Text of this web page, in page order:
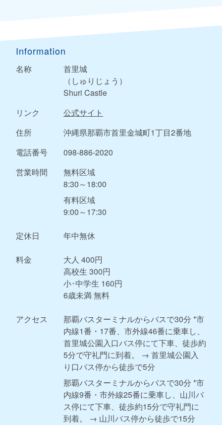
Information
名称
首里城
（しゅりじょう）
Shuri Castle
リンク
公式サイト
住所
沖縄県那覇市首里金城町1丁目2番地
電話番号
098-886-2020
営業時間
無料区域
8:30～18:00
有料区域
9:00～17:30
定休日 年中無休
料金
大人 400円
高校生 300円
小･中学生 160円
6歳未満 無料
アクセス
那覇バスターミナルからバスで30分 *市
内線1番・17番、市外線46番に乗車し、
首里城公園入口バス停にて下車、徒歩約
5分で守礼門に到着。 → 首里城公園入
り口バス停から徒歩で5分
那覇バスターミナルからバスで30分 *市
内線9番・市外線25番に乗車し、山川バ
ス停にて下車、徒歩約15分で守礼門に
到着。 → 山川バス停から徒歩で15分